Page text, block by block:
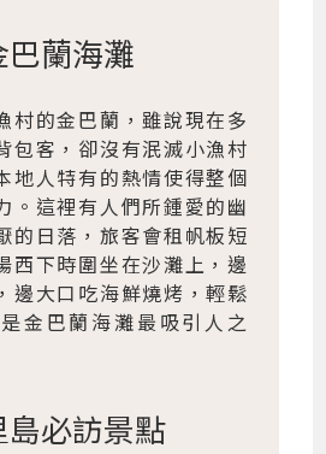
巴蘭海灘
村的金巴蘭，雖說現在多
包客，卻沒有泯滅小漁村
地人特有的熱情使得整個
。這裡有人們所鍾愛的幽
的日落，旅客會租帆板短
西下時圍坐在沙灘上，邊
邊大口吃海鮮燒烤，輕鬆
金巴蘭海灘最吸引人之
島必訪景點